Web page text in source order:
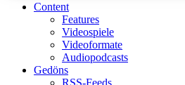
Content
Features
Videospiele
Videoformate
Audiopodcasts
Gedöns